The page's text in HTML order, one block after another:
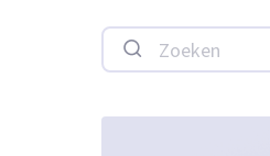
Zoeken